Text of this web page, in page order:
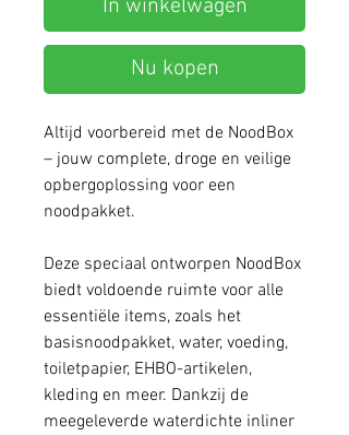
In winkelwagen
Nu kopen
Altijd voorbereid met de NoodBox
– jouw complete, droge en veilige
opbergoplossing voor een
noodpakket.
Deze speciaal ontworpen NoodBox
biedt voldoende ruimte voor alle
essentiële items, zoals het
basisnoodpakket, water, voeding,
toiletpapier, EHBO-artikelen,
kleding en meer. Dankzij de
meegeleverde waterdichte inliner